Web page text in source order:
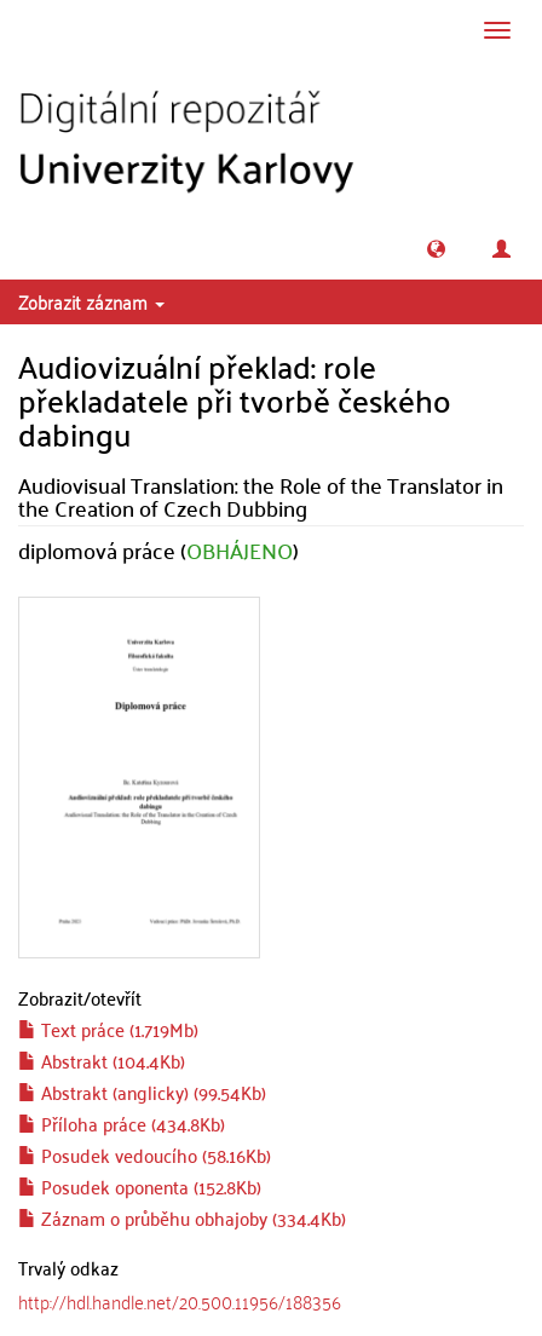
Zobrazit záznam
Audiovizuální překlad: role
překladatele při tvorbě českého
dabingu
Audiovisual Translation: the Role of the Translator in
the Creation of Czech Dubbing
diplomová práce (OBHÁJENO)
Zobrazit/otevřít
Text práce (1.719Mb)
Abstrakt (104.4Kb)
Abstrakt (anglicky) (99.54Kb)
Příloha práce (434.8Kb)
Posudek vedoucího (58.16Kb)
Posudek oponenta (152.8Kb)
Záznam o průběhu obhajoby (334.4Kb)
Trvalý odkaz
http://hdl.handle.net/20.500.11956/188356